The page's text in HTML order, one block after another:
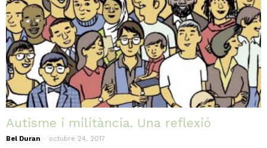
Autisme i militància. Una reflexió
Bel Duran - octubre 24, 2017